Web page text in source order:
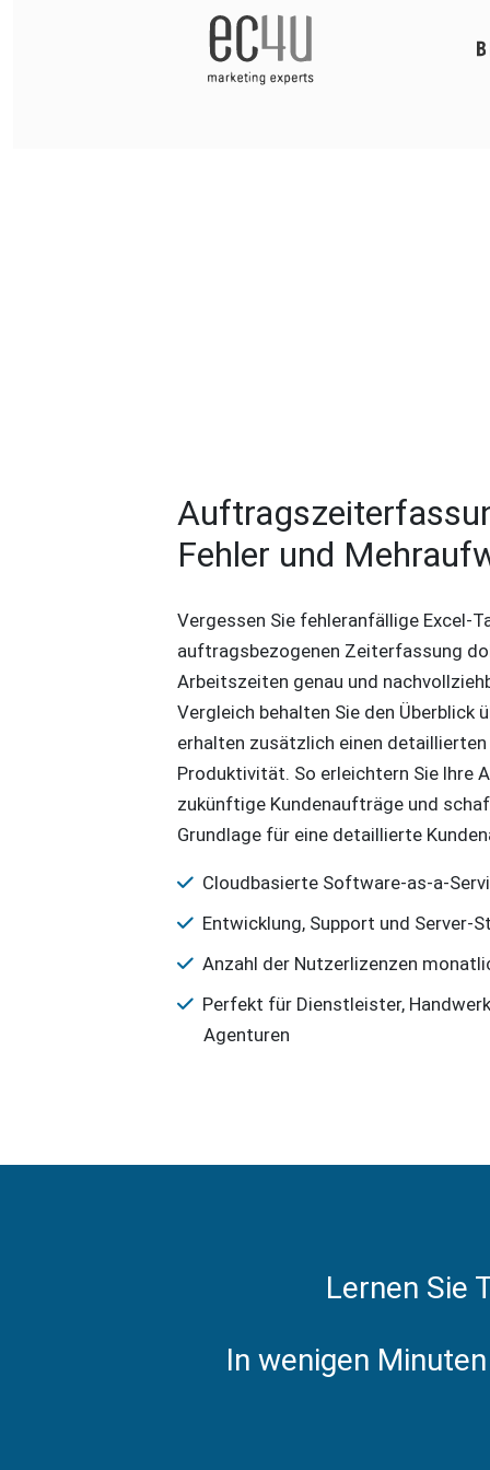
Fehler und
Vergessen Sie fehleranfällige Excel-
auftragsbezogenen Zeiterfassung
Arbeitszeiten genau und
Vergleich behalten Sie den Überblick
erhalten zusätzlich einen detaillierten
Produktivität. So erleichtern Sie Ihre
zukünftige Kundenaufträge und
Grundlage für eine detaillierte
Cloudbasierte Software-as-a-
Entwicklung, Support und Server-
Anzahl der Nutzerlizenzen
Perfekt für Dienstleister,
Agenturen
Lernen Sie
In wenigen